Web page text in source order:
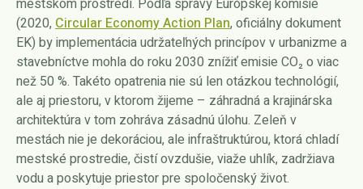
(2020, Circular Economy Action Plan, oficiálny dokument
EK) by implementácia udržateľných princípov v urbanizme a
stavebníctve mohla do roku 2030 znížiť emisie CO₂ o viac
než 50 %. Takéto opatrenia nie sú len otázkou technológií,
ale aj priestoru, v ktorom žijeme – záhradná a krajinárska
architektúra v tom zohráva zásadnú úlohu. Zeleň v
mestách nie je dekoráciou, ale infraštruktúrou, ktorá chladí
mestské prostredie, čistí ovzdušie, viaže uhlík, zadržiava
vodu a poskytuje priestor pre spoločenský život.